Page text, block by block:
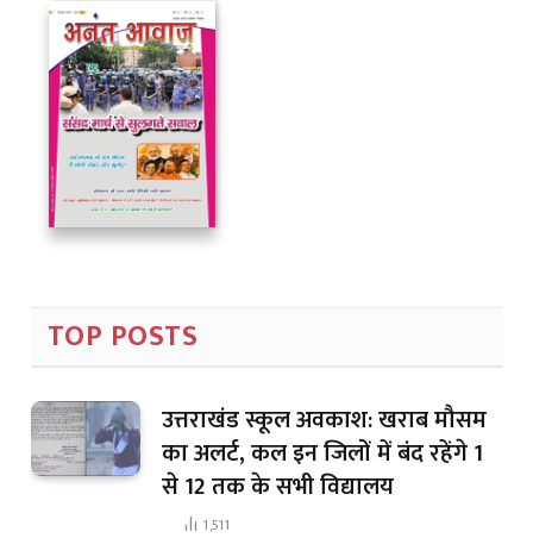
TOP POSTS
उत्तराखंड स्कूल अवकाश: खराब मौसम
का अलर्ट, कल इन जिलों में बंद रहेंगे 1
से 12 तक के सभी विद्यालय
1,511